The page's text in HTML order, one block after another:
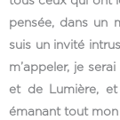
pensée, dans un
suis un invité
m’appeler, je
et de Lumière,
émanant tout